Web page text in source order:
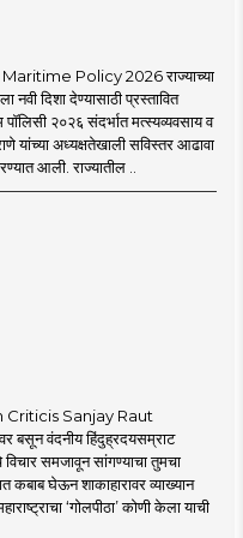
Policy 2026 राज्याच्या
नवी दिशा देण्यासाठी प्रस्तावित
पॉलिसी २०२६ संदर्भात मत्स्यव्यवसाय व
यांच्या अध्यक्षतेखाली सविस्तर आढावा
आली. राज्यातील ..
Criticis Sanjay Raut
बसून वंदनीय हिंदुह्रदयसम्राट
समजावून सांगण्याचा तुमचा
कबाब घेऊन शाकाहारावर व्याख्यान
‘गोलपीठा’ कोणी केला याची